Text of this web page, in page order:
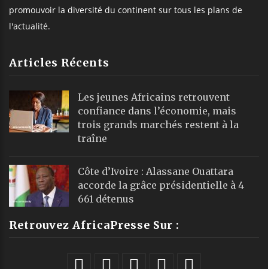
promouvoir la diversité du continent sur tous les plans de
l'actualité.
Articles Récents
Les jeunes Africains retrouvent
confiance dans l’économie, mais
trois grands marchés restent à la
traîne
Côte d’Ivoire : Alassane Ouattara
accorde la grâce présidentielle à 4
661 détenus
Retrouvez AfricaPresse Sur :